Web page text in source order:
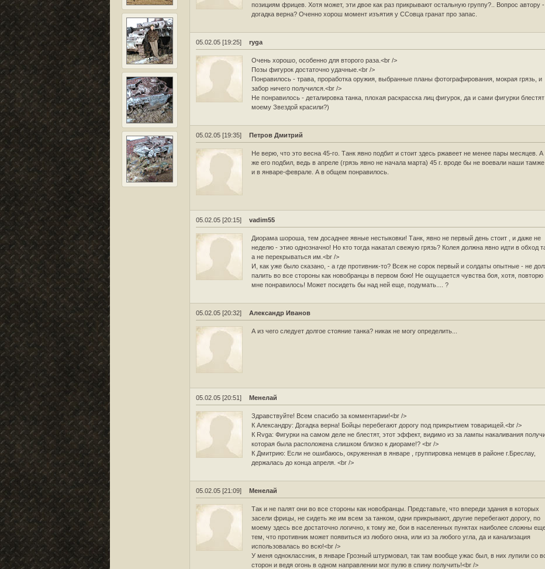
позициям фрицев. Хотя может, эти двое как раз прикрывают остальную группу?.. Вопрос автору -
догадка верна? Оченно хорош момент изъятия у ССовца гранат про запас.
05.02.05 [19:25] ryga
Очень хорошо, особенно для второго раза.<br />
Позы фигурок достаточно удачные.<br />
Понравилось - трава, проработка оружия, выбранные планы фотографирования, мокрая грязь, и
забор ничего получился.<br />
Не понравилось - деталировка танка, плохая раскрасска лиц фигурок, да и сами фигурки
моему Звездой красили?)
05.02.05 [19:35] Петров Дмитрий
Не верю, что это весна 45-го. Танк явно подбит и стоит здесь ржавеет не менее пары месяцев. А
же его подбил, ведь в апреле (грязь явно не начала марта) 45 г. вроде бы не воевали наши тамже
и в январе-феврале. А в общем понравилось.
05.02.05 [20:15] vadim55
Диорама шороша, тем досаднее явные нестыковки! Танк, явно не первый день стоит , и даже не
неделю - этио однозначно! Но кто тогда накатал свежую грязь? Колея должна явно идти в обход
а не перекрываться им.<br />
И, как уже было сказано, - а где противник-то? Всеж не сорок первый и солдаты опытные - не
палить во все стороны как новобранцы в первом бою! Не ощущается чувства боя, хотя, повторю
мне понравилось! Может посидеть бы над ней еще, подумать.... ?
05.02.05 [20:32] Александр Иванов
А из чего следует долгое стояние танка? никак не могу определить...
05.02.05 [20:51] Менелай
Здравствуйте! Всем спасибо за комментарии!<br />
К Александру: Догадка верна! Бойцы перебегают дорогу под прикрытием товарищей.<br />
К Rvga: Фигурки на самом деле не блестят, этот эффект, видимо из за лампы накаливания
которая была расположена слишком близко к диораме!? <br />
К Дмитрию: Если не ошибаюсь, окруженная в январе , группировка немцев в районе г.Бреслау,
держалась до конца апреля. <br />
05.02.05 [21:09] Менелай
Так и не палят они во все стороны как новобранцы. Представьте, что впереди здания в которых
засели фрицы, не сидеть же им всем за танком, одни прикрывают, другие перебегают дорогу, по
моему здесь все достаточно логично, к тому же, бои в населенных пунктах наиболее сложны
тем, что противник может появиться из любого окна, или из за любого угла, да и канализация
использовалась во всю!<br />
У меня одноклассник, в январе Грозный штурмовал, так там вообще ужас был, в них лупили со
сторон и ведя огонь в одном направлении мог пулю в спину получить!<br />